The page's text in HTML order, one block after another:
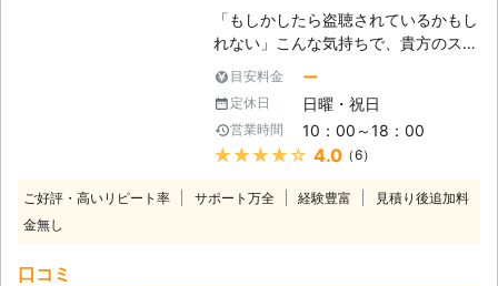
「もしかしたら盗聴されているかもし
れない」こんな気持ちで、貴方のスト
レスは溜まってませんか？元々「日本
は治安が良い」という声がありました
が、近年、日本でも一歩外に出ればそ
の陰りが出始めていますので、せめて
家の中くらい、安心して何も考えず過
もし盗聴・盗撮をされていると、安心
目安料金 ー
定休日 日曜・祝日
営業時間 10：00～18：00
★★★★★ 4.0（6）
ご好評・高いリピート率 サポート万全 経験豊富
見積り後追加料
金無し
口コミ